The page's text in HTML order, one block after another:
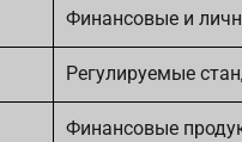
Финансовые и
Регулируемые
Финансовые